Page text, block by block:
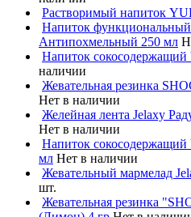
Растворимый напиток
Напиток функциональный
Антипохмельный 250 мл
Напиток
наличии
Жевательная резинка
Нет в наличии
Желейная лента Jelaxy
Нет в наличии
Напиток
мл Нет в наличии
Жевательный мармелад
шт.
Жевательная резинка